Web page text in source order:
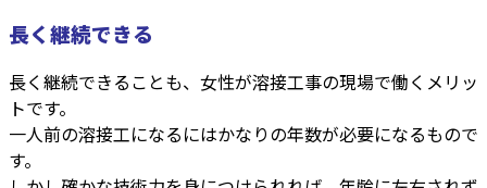
長く継続できる
長く継続できることも、女性が溶接工事の現場で働くメリッ
トです。
一人前の溶接工になるにはかなりの年数が必要になるもので
す。